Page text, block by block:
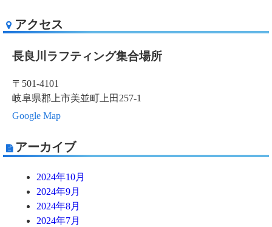
アクセス
長良川ラフティング集合場所
〒501-4101
岐阜県郡上市美並町上田257-1
Google Map
アーカイブ
2024年10月
2024年9月
2024年8月
2024年7月